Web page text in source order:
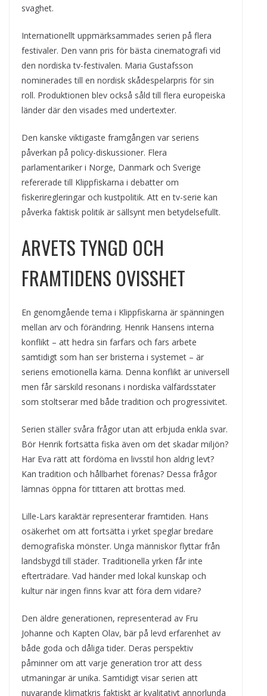
svaghet.
Internationellt uppmärksammades serien på flera
festivaler. Den vann pris för bästa cinematografi vid
den nordiska tv-festivalen. Maria Gustafsson
nominerades till en nordisk skådespelarpris för sin
roll. Produktionen blev också såld till flera europeiska
länder där den visades med undertexter.
Den kanske viktigaste framgången var seriens
påverkan på policy-diskussioner. Flera
parlamentariker i Norge, Danmark och Sverige
refererade till Klippfiskarna i debatter om
fiskeriregleringar och kustpolitik. Att en tv-serie kan
påverka faktisk politik är sällsynt men betydelsefullt.
ARVETS TYNGD OCH
FRAMTIDENS OVISSHET
En genomgående tema i Klippfiskarna är spänningen
mellan arv och förändring. Henrik Hansens interna
konflikt – att hedra sin farfars och fars arbete
samtidigt som han ser bristerna i systemet – är
seriens emotionella kärna. Denna konflikt är universell
men får särskild resonans i nordiska välfärdsstater
som stoltserar med både tradition och progressivitet.
Serien ställer svåra frågor utan att erbjuda enkla svar.
Bör Henrik fortsätta fiska även om det skadar miljön?
Har Eva rätt att fördöma en livsstil hon aldrig levt?
Kan tradition och hållbarhet förenas? Dessa frågor
lämnas öppna för tittaren att brottas med.
Lille-Lars karaktär representerar framtiden. Hans
osäkerhet om att fortsätta i yrket speglar bredare
demografiska mönster. Unga människor flyttar från
landsbygd till städer. Traditionella yrken får inte
efterträdare. Vad händer med lokal kunskap och
kultur när ingen finns kvar att föra dem vidare?
Den äldre generationen, representerad av Fru
Johanne och Kapten Olav, bär på levd erfarenhet av
både goda och dåliga tider. Deras perspektiv
påminner om att varje generation tror att dess
utmaningar är unika. Samtidigt visar serien att
nuvarande klimatkris faktiskt är kvalitativt annorlunda